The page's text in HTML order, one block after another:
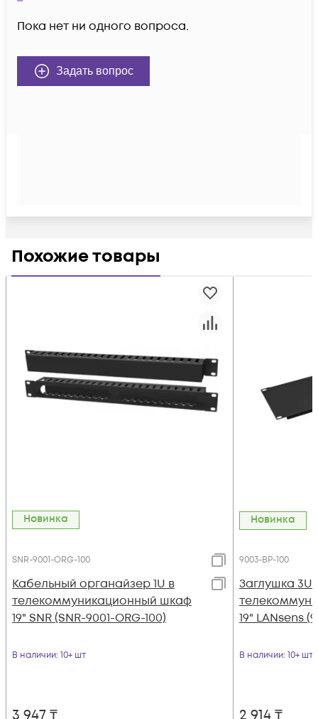
Пока нет ни одного вопроса.
Задать вопрос
Похожие товары
Новинка
SNR-9001-ORG-100
Кабельный органайзер 1U в
телекоммуникационный шкаф
19" SNR (SNR-9001-ORG-100)
В наличии: 10+ шт
Новинка
9003-BP-100
Заглушка 3U
19" LANsens
В наличии: 10+ шт